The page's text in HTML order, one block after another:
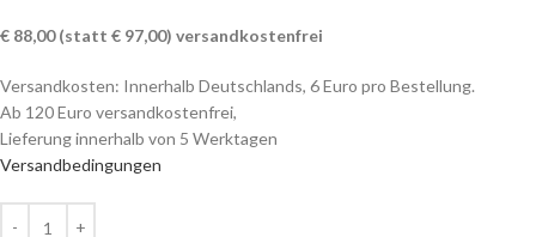
€ 88,00 (statt € 97,00) versandkostenfrei
Versandkosten: Innerhalb Deutschlands, 6 Euro pro Bestellung.
Ab 120 Euro versandkostenfrei,
Lieferung innerhalb von 5 Werktagen
Versandbedingungen